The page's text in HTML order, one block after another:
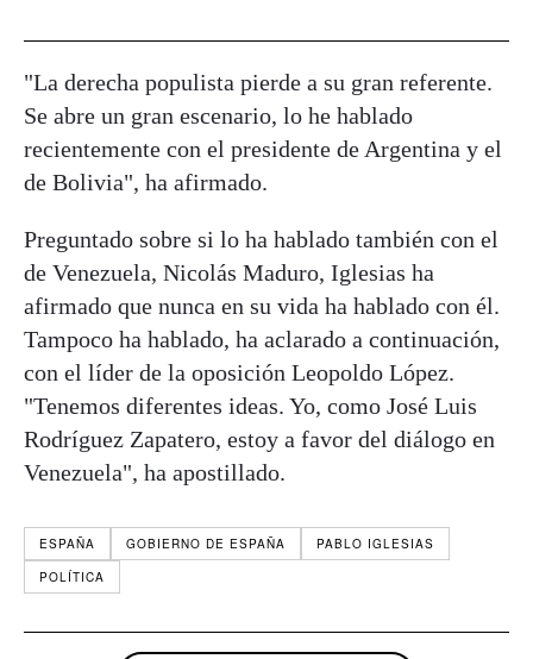
"La derecha populista pierde a su gran referente.
Se abre un gran escenario, lo he hablado
recientemente con el presidente de Argentina y el
de Bolivia", ha afirmado.
Preguntado sobre si lo ha hablado también con el
de Venezuela, Nicolás Maduro, Iglesias ha
afirmado que nunca en su vida ha hablado con él.
Tampoco ha hablado, ha aclarado a continuación,
con el líder de la oposición Leopoldo López.
"Tenemos diferentes ideas. Yo, como José Luis
Rodríguez Zapatero, estoy a favor del diálogo en
Venezuela", ha apostillado.
ESPAÑA GOBIERNO DE ESPAÑA
PABLO IGLESIAS
POLÍTICA